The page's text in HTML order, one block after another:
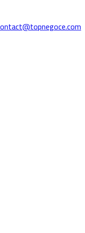
contact@topnegoce.com